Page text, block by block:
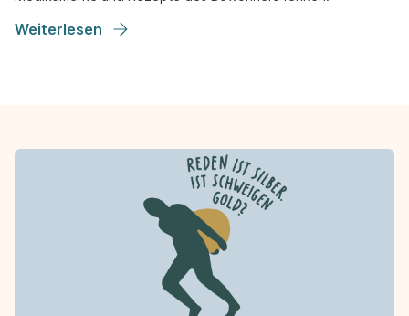
Weiterlesen
Was beinhaltet das Arbeits- und
Schulungsmaterial?
Das ZQP-Arbeits- und Schulungsmaterial zur Stärkung der
Sicherheitskultur in Pflegeorganisationen umfasst einen
Praxisleitfaden für die Durchführung eines Projekts zur
Stärkung der Sicherheitskultur, Präsentationsfolien und
Arbeitsblätter für Gruppenschulungen sowie Lern- und
Reflexionsposter zum Aushang.